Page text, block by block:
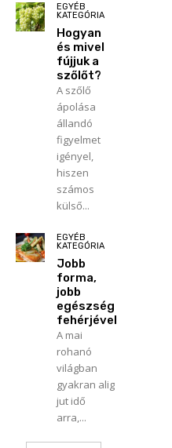
EGYÉB
KATEGÓRIA
Hogyan
és mivel
fújjuk a
szőlőt?
A szőlő
ápolása
állandó
figyelmet
igényel,
hiszen
számos
külső...
EGYÉB
KATEGÓRIA
Jobb
forma,
jobb
egészség
fehérjével
A mai
rohanó
világban
gyakran alig
jut idő
arra,...